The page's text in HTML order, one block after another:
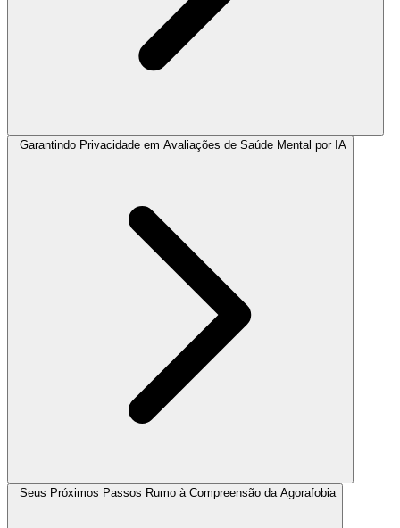
Garantindo Privacidade em Avaliações de Saúde Mental por IA
Seus Próximos Passos Rumo à Compreensão da Agorafobia